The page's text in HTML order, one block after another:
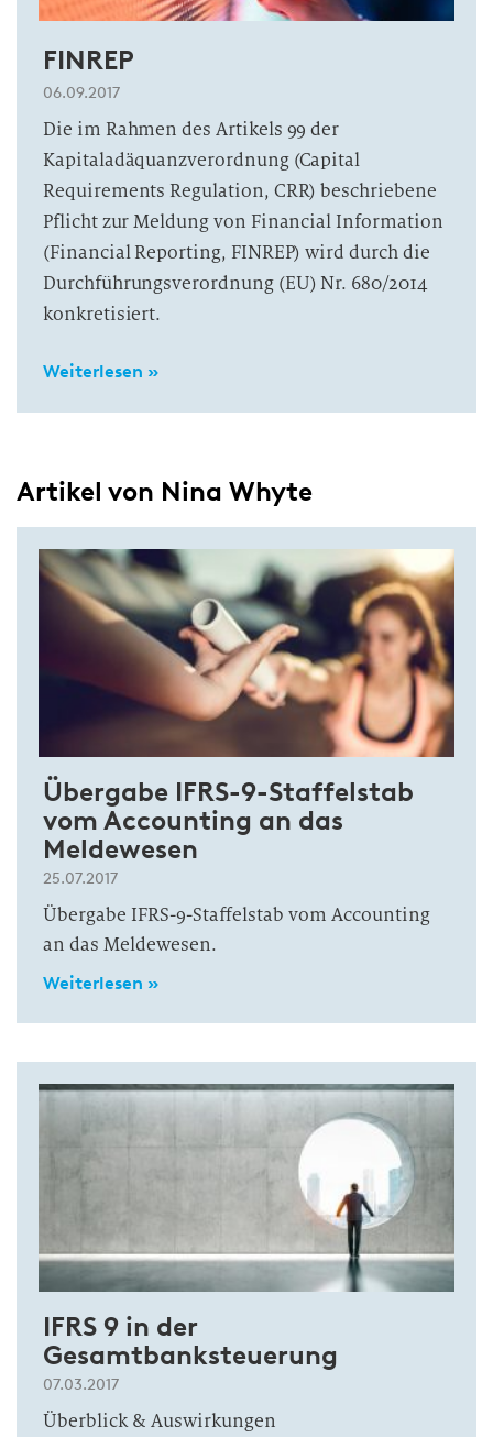
FINREP
06.09.2017
Die im Rahmen des Artikels 99 der
Kapitaladäquanzverordnung (Capital
Requirements Regulation, CRR) beschriebene
Pflicht zur Meldung von Financial Information
(Financial Reporting, FINREP) wird durch die
Durchführungsverordnung (EU) Nr. 680/2014
konkretisiert.
Weiterlesen »
Artikel von Nina Whyte
Übergabe IFRS-9-Staffelstab
vom Accounting an das
Meldewesen
25.07.2017
Übergabe IFRS-9-Staffelstab vom Accounting
an das Meldewesen.
Weiterlesen »
IFRS 9 in der
Gesamtbanksteuerung
07.03.2017
Überblick & Auswirkungen